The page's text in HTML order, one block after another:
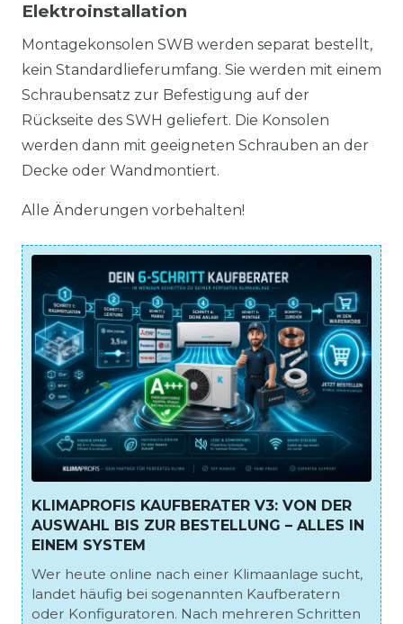
Elektroinstallation
Montagekonsolen SWB werden separat bestellt,
kein Standardlieferumfang. Sie werden mit einem
Schraubensatz zur Befestigung auf der
Rückseite des SWH geliefert. Die Konsolen
werden dann mit geeigneten Schrauben an der
Decke oder Wandmontiert.
Alle Änderungen vorbehalten!
KLIMAPROFIS KAUFBERATER V3: VON DER
AUSWAHL BIS ZUR BESTELLUNG – ALLES IN
EINEM SYSTEM
Wer heute online nach einer Klimaanlage sucht,
landet häufig bei sogenannten Kaufberatern
oder Konfiguratoren. Nach mehreren Schritten